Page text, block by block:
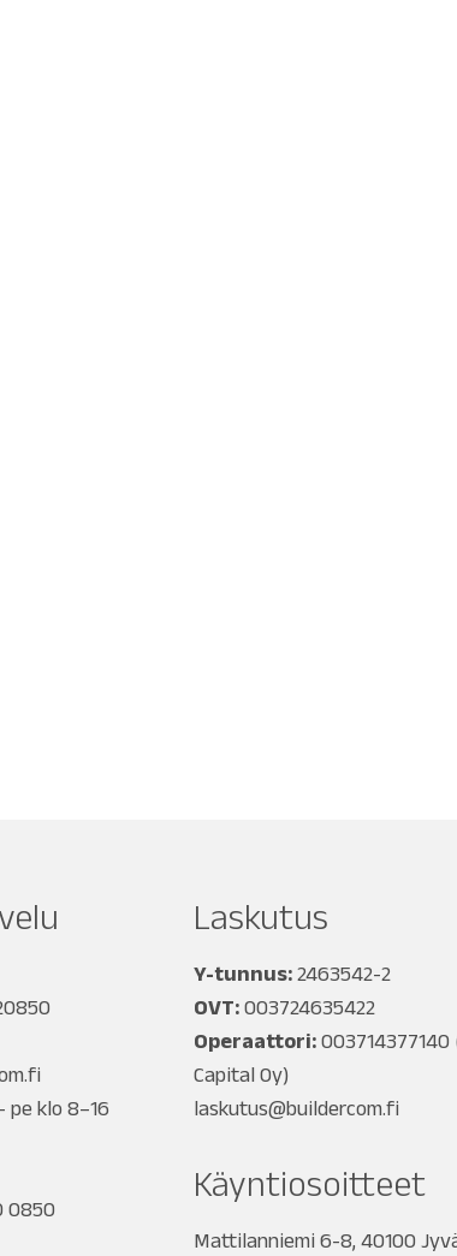
pe klo 8–16
0850
Laskutus
Y-tunnus: 2463542-2
OVT: 003724635422
Operaattori: 003714377140
Capital Oy)
laskutus@buildercom.fi
Käyntiosoitteet
Mattilanniemi 6-8, 40100